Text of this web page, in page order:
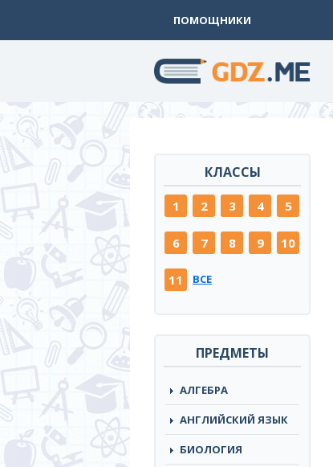
ПОМОЩНИКИ
КЛАССЫ
1 2 3 4 5
6 7 8 9 10
11 ВСЕ
ПРЕДМЕТЫ
АЛГЕБРА
АНГЛИЙСКИЙ ЯЗЫК
БИОЛОГИЯ